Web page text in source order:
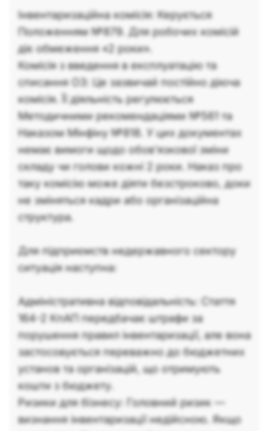
Інвентаризаційна комісія: Керується
Положенням №879. Для робочих комісій
діє обмеження «2 роки».
Комісія з введення в експлуатацію та
списання ОЗ: Це зазвичай постійно діюча
комісія. Її діяльність регулюється
Методичними рекомендаціями №561 та
Наказом Мінфіну №818. У цих документах
немає вимоги щодо обов’язкової зміни
складу чи голови кожні 2 роки. Наказ про
таку комісію може діяти безстроково, доки
не зміняться кадри або організаційна
структура.
Для підприємств недержавного сектору
ситуація наступна:
Адміністративна відповідальність: Стаття
164-2 КпАП передбачає штрафи за
порушення правил інвентаризації, але вона
застосовується переважно до бюджетних
установ та організацій, що отримують
кошти з бюджету.
Ризики для бізнесу: Головний ризик —
визнання інвентаризації недійсною. Якщо